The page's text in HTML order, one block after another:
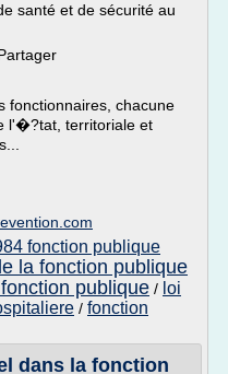
santé et de sécurité au
fonctionnaires, chacune
l'�?tat, territoriale et
fonction publique
la fonction publique
publique / loi
/ fonction
dans la fonction